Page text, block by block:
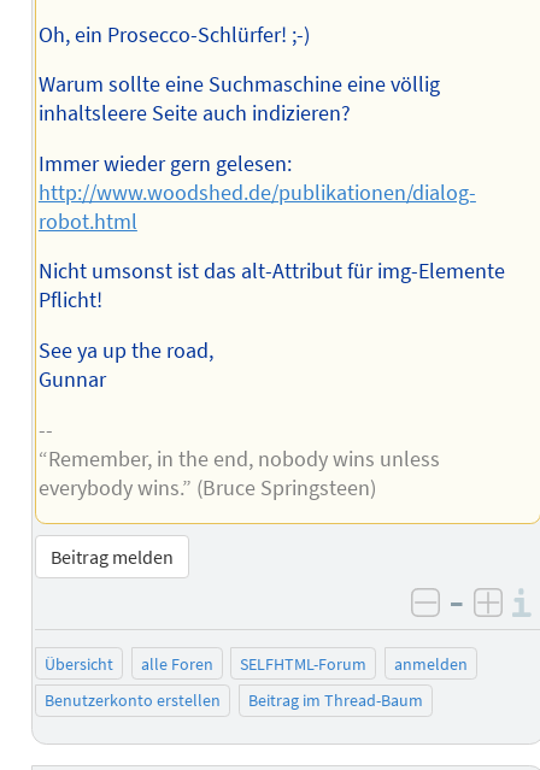
Oh, ein Prosecco-Schlürfer! ;-)
Warum sollte eine Suchmaschine eine völlig
inhaltsleere Seite auch indizieren?
Immer wieder gern gelesen:
http://www.woodshed.de/publikationen/dialog-
robot.html
Nicht umsonst ist das alt-Attribut für img-Elemente
Pflicht!
See ya up the road,
Gunnar
--
“Remember, in the end, nobody wins unless
everybody wins.” (Bruce Springsteen)
Beitrag melden
negativ
–
Übersicht alle Foren SELFHTML-Forum
anmelden
Benutzerkonto erstellen
Beitrag im Thread-Baum